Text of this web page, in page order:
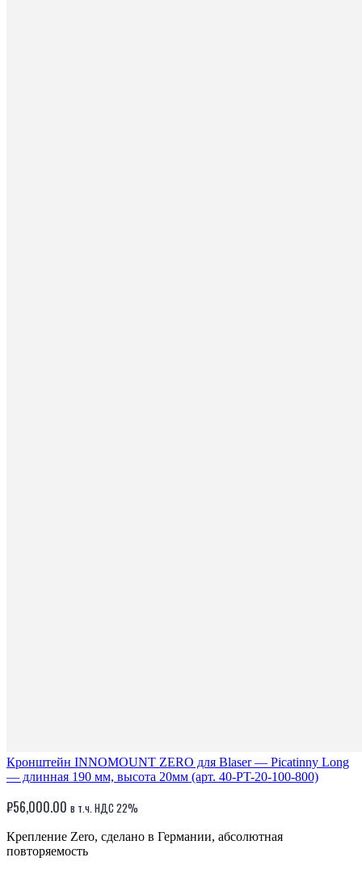
Кронштейн INNOMOUNT ZERO для Blaser — Picatinny Long
— длинная 190 мм, высота 20мм (арт. 40-PT-20-100-800)
₽56,000.00 в т.ч. НДС 22%
Крепление Zero, сделано в Германии, абсолютная
повторяемость